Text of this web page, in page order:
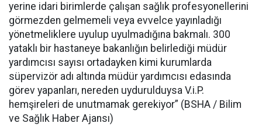
yerine idari birimlerde çalışan sağlık profesyonellerini
görmezden gelmemeli veya evvelce yayınladığı
yönetmeliklere uyulup uyulmadığına bakmalı. 300
yataklı bir hastaneye bakanlığın belirlediği müdür
yardımcısı sayısı ortadayken kimi kurumlarda
süpervizör adı altında müdür yardımcısı edasında
görev yapanları, nereden uydurulduysa V.i.P.
hemşireleri de unutmamak gerekiyor” (BSHA / Bilim
ve Sağlık Haber Ajansı)